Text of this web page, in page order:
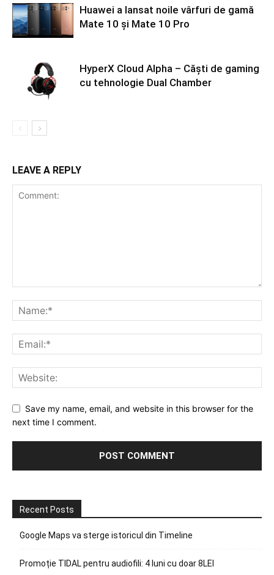
Huawei a lansat noile vârfuri de gamă
Mate 10 și Mate 10 Pro
HyperX Cloud Alpha – Căști de gaming
cu tehnologie Dual Chamber
LEAVE A REPLY
Save my name, email, and website in this browser for the
next time I comment.
Recent Posts
Google Maps va sterge istoricul din Timeline
Promoție TIDAL pentru audiofili: 4 luni cu doar 8LEI